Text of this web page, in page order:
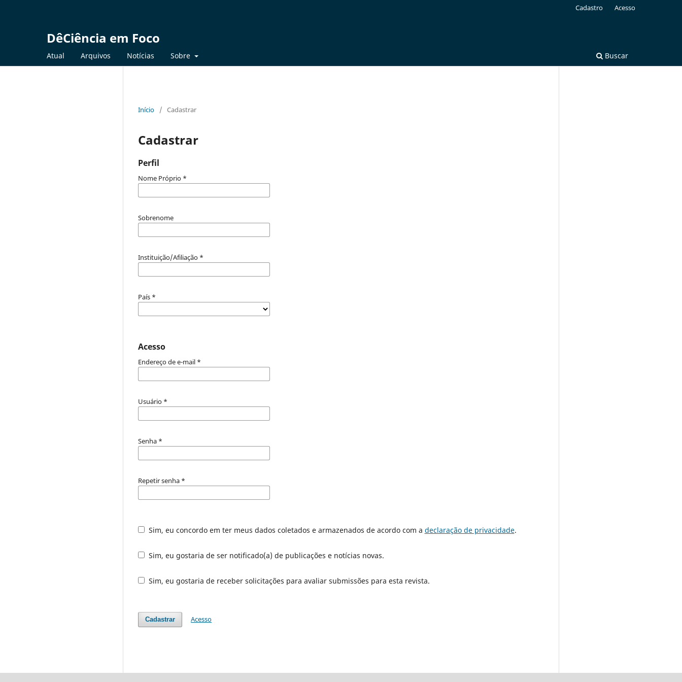
DêCiência em Foco
Atual Arquivos Notícias Sobre Buscar
Cadastro Acesso
Início / Cadastrar
Cadastrar
Perfil
Nome Próprio *
Sobrenome
Instituição/Afiliação *
País *
Acesso
Endereço de e-mail *
Usuário *
Senha *
Repetir senha *
Sim, eu concordo em ter meus dados coletados e armazenados de acordo com a declaração de privacidade.
Sim, eu gostaria de ser notificado(a) de publicações e notícias novas.
Sim, eu gostaria de receber solicitações para avaliar submissões para esta revista.
Cadastrar Acesso